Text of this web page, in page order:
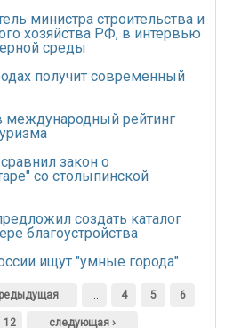
министра строительства и
хозяйства РФ, в интервью
среды
получит современный
международный рейтинг
закон о
со столыпинской
создать каталог
благоустройства
ищут "умные города"
… 4 5 6
12 следующая ›